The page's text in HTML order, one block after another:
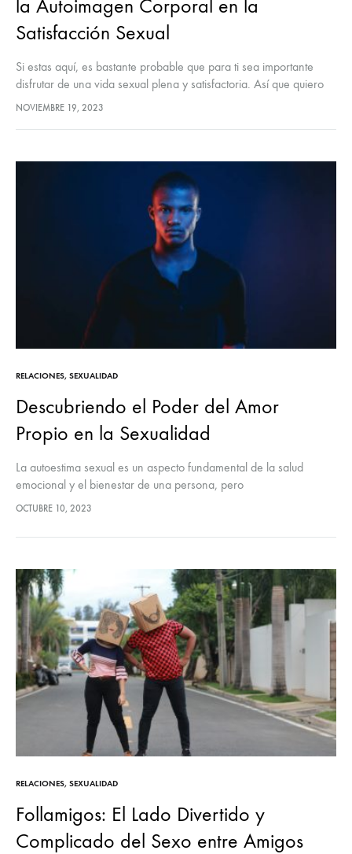
la Autoimagen Corporal en la
Satisfacción Sexual
Si estas aquí, es bastante probable que para ti sea importante
disfrutar de una vida sexual plena y satisfactoria. Así que quiero
hacerte una pregunta, si tuvieras que valorar del…
NOVIEMBRE 19, 2023
RELACIONES, SEXUALIDAD
Descubriendo el Poder del Amor
Propio en la Sexualidad
La autoestima sexual es un aspecto fundamental de la salud
emocional y el bienestar de una persona, pero
sorprendentemente, rara vez se habla de ella. Y es que a pesar…
OCTUBRE 10, 2023
RELACIONES, SEXUALIDAD
Follamigos: El Lado Divertido y
Complicado del Sexo entre Amigos